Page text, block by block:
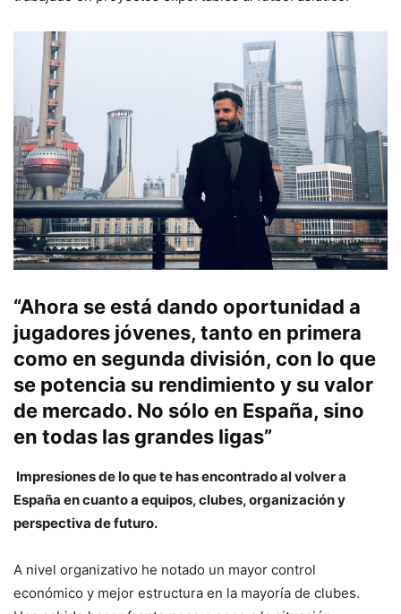
“Ahora se está dando oportunidad a
jugadores jóvenes, tanto en primera
como en segunda división, con lo que
se potencia su rendimiento y su valor
de mercado. No sólo en España, sino
en todas las grandes ligas”
Impresiones de lo que te has encontrado al volver a
España en cuanto a equipos, clubes, organización y
perspectiva de futuro.
A nivel organizativo he notado un mayor control
económico y mejor estructura en la mayoría de clubes.